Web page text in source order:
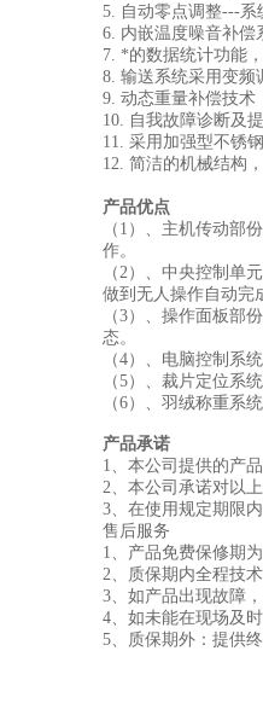
5. 自动零点调整---系
6. 内嵌温度噪音补偿
7. *的数据统计功能
8. 输送系统采用变频
9. 动态重量补偿技术
10. 自我故障诊断及
11. 采用加强型不锈
12. 简洁的机械结构
产品优点
（1）、主机传动部
作。
（2）、中央控制单
做到无人操作自动完
（3）、操作面板部
态。
（4）、电脑控制系
（5）、裁片定位系
（6）、羽绒称重系
产品承诺
1、本公司提供的产
2、本公司承诺对以
3、在使用规定期限
售后服务
1、产品免费保修期
2、质保期内全
3、如产品出现故障
4、如未能在现场及
5、质保期外：提供